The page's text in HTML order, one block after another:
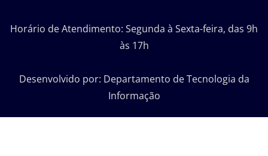
Horário de Atendimento: Segunda à Sexta-feira, das 9h
às 17h
Desenvolvido por: Departamento de Tecnologia da
Informação